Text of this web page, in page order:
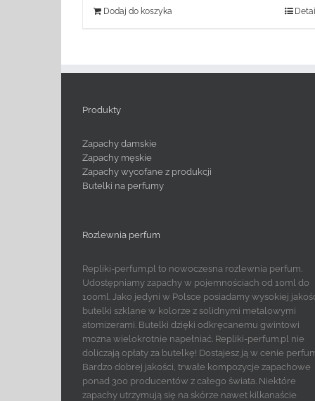
Dodaj do koszyka
Produkty
Zapachy damskie
Zapachy męskie
Zapachy wycofane z produkcji
Butelki na perfumy
Rozlewnia perfum
Repliki-perfum.pl to nowoczesna rozlewnia perfum.
Udostępniamy zapachy w pojemnościach od 10ml do
100ml. Jako jedyni w Polsce posiadamy wysokiej
butelki szklane w kolorze z solidnymi metalowymi
atomizerami. Butelki dzięki odkręcanemu gwintowi
można wielokrotnie napełniać. Repliki-perfum.pl nie
doliczają opłaty za butelkę! Dostajesz ją w cenie
Bardzo dobrej jakości, trwałe kompozycje zapachowe
ponad 300 producentów z całego świata. Niektóre
zapachy utrzymują się na skórze nawet kilkanaście